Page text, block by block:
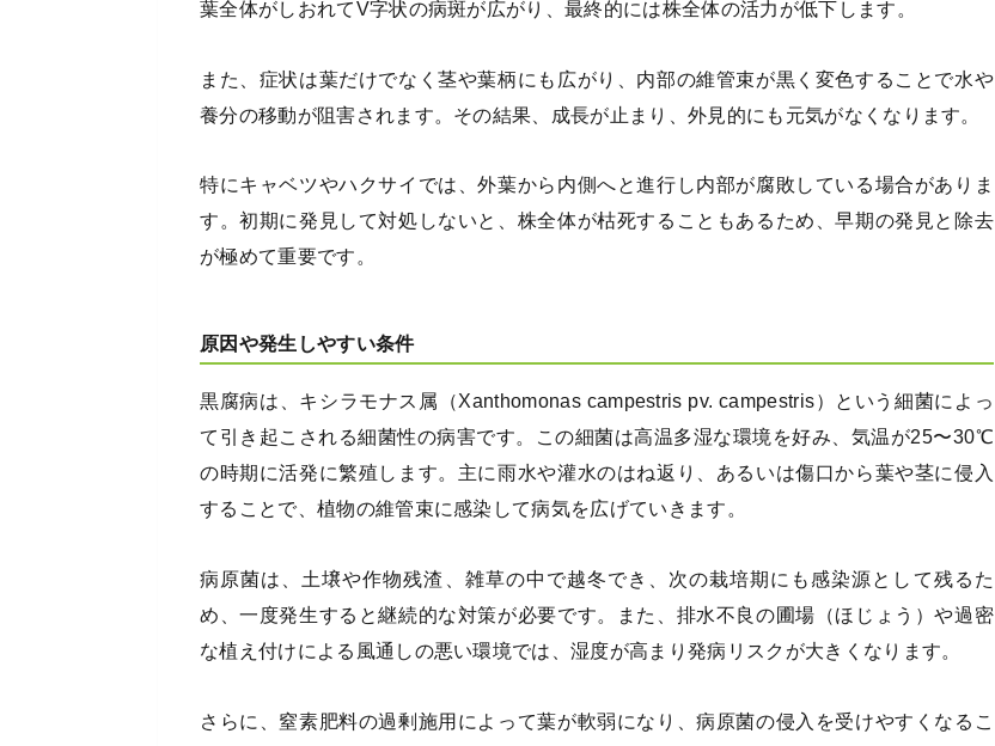
葉全体がしおれてV字状の病斑が広がり、最終的には株全体の活力が低下します。
また、症状は葉だけでなく茎や葉柄にも広がり、内部の維管束が黒く変色することで水や
養分の移動が阻害されます。その結果、成長が止まり、外見的にも元気がなくなります。
特にキャベツやハクサイでは、外葉から内側へと進行し内部が腐敗している場合がありま
す。初期に発見して対処しないと、株全体が枯死することもあるため、早期の発見と除去
が極めて重要です。
原因や発生しやすい条件
黒腐病は、キシラモナス属（Xanthomonas campestris pv. campestris）という細菌によっ
て引き起こされる細菌性の病害です。この細菌は高温多湿な環境を好み、気温が25〜30℃
の時期に活発に繁殖します。主に雨水や灌水のはね返り、あるいは傷口から葉や茎に侵入
することで、植物の維管束に感染して病気を広げていきます。
病原菌は、土壌や作物残渣、雑草の中で越冬でき、次の栽培期にも感染源として残るた
め、一度発生すると継続的な対策が必要です。また、排水不良の圃場（ほじょう）や過密
な植え付けによる風通しの悪い環境では、湿度が高まり発病リスクが大きくなります。
さらに、窒素肥料の過剰施用によって葉が軟弱になり、病原菌の侵入を受けやすくなるこ